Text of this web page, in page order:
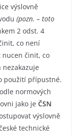
výslovně
(pozn. – toto
2 odst. 4
co není
nucen činit, co
nezakazuje
použití přípustné.
normových
jako je ČSN
výslovně
technické